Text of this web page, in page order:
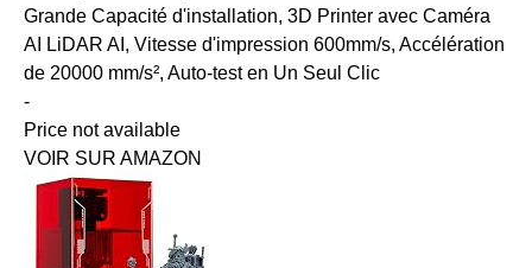
Grande Capacité d'installation, 3D Printer avec Caméra
AI LiDAR AI, Vitesse d'impression 600mm/s, Accélération
de 20000 mm/s², Auto-test en Un Seul Clic
-
Price not available
VOIR SUR AMAZON